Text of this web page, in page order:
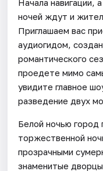
Начала навигации,
ночей ждут и
Приглашаем вас
аудиогидом,
романтического
проедете мимо
увидите главное
разведение двух
Белой ночью
торжественной
прозрачными
знаменитые